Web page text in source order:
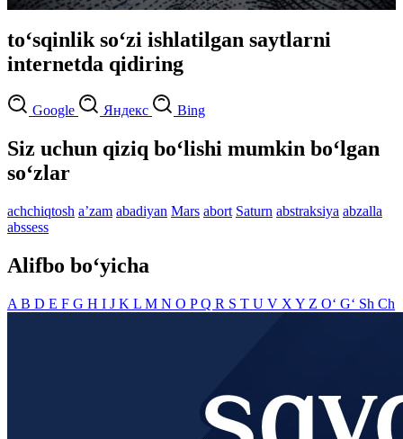
to‘sqinlik so‘zi ishlatilgan saytlarni
internetda qidiring
Google Яндекс Bing
Siz uchun qiziq bo‘lishi mumkin bo‘lgan
so‘zlar
achchiqtosh aʼzam abadiyan Mars abort Saturn abstraksiya abzalla
abssess
Alifbo bo‘yicha
A B D E F G H I J K L M N O PQ R S T U V X Y Z O‘ G‘ Sh Ch